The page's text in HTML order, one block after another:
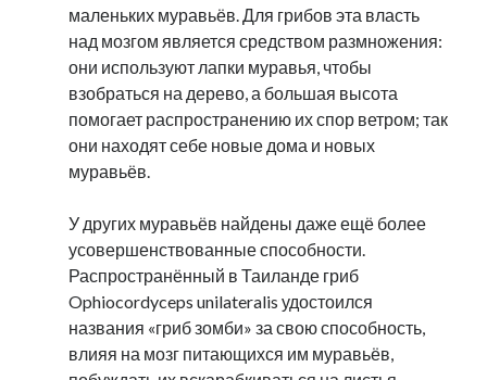
маленьких муравьёв. Для грибов эта власть
над мозгом является средством размножения:
они используют лапки муравья, чтобы
взобраться на дерево, а большая высота
помогает распространению их спор ветром; так
они находят себе новые дома и новых
муравьёв.
У других муравьёв найдены даже ещё более
усовершенствованные способности.
Распространённый в Таиланде гриб
Ophiocordyceps ‎unilateralis удостоился
названия «гриб зомби» за свою способность,
влияя на мозг питающихся им муравьёв,